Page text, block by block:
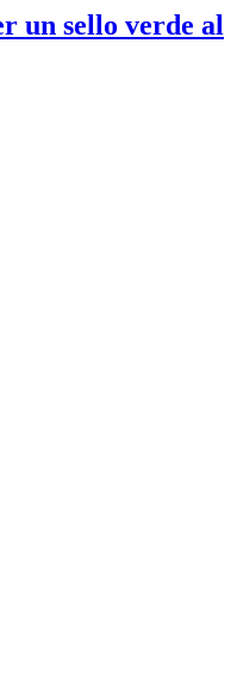
un sello verde al